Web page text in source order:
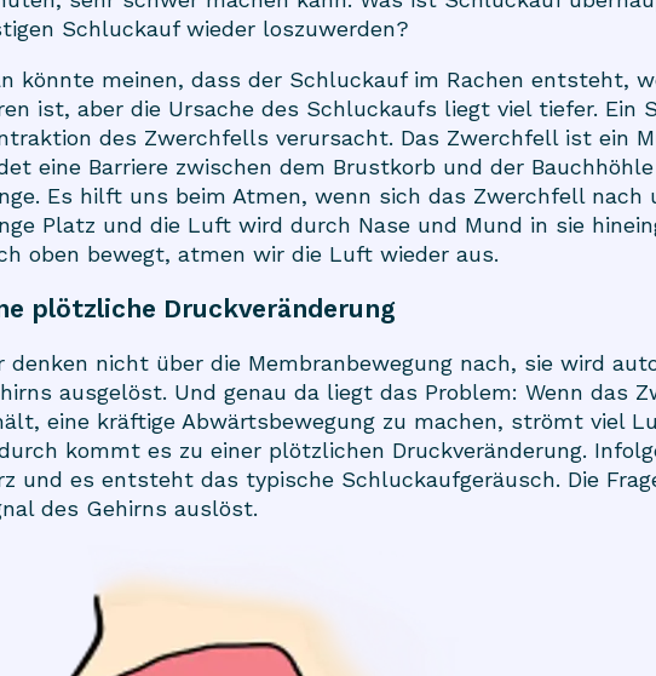
Schluckauf wieder loszuwerden?
könnte meinen, dass der Schluckauf im Rachen entsteht,
ist, aber die Ursache des Schluckaufs liegt viel tiefer. Ein
des Zwerchfells verursacht. Das Zwerchfell ist ein
eine Barriere zwischen dem Brustkorb und der
Es hilft uns beim Atmen, wenn sich das Zwerchfell
Platz und die Luft wird durch Nase und Mund in sie
oben bewegt, atmen wir die Luft wieder aus.
plötzliche Druckveränderung
denken nicht über die Membranbewegung nach, sie wird
ausgelöst. Und genau da liegt das Problem: Wenn das
eine kräftige Abwärtsbewegung zu machen, strömt viel
kommt es zu einer plötzlichen Druckveränderung.
und es entsteht das typische Schluckaufgeräusch. Die
des Gehirns auslöst.